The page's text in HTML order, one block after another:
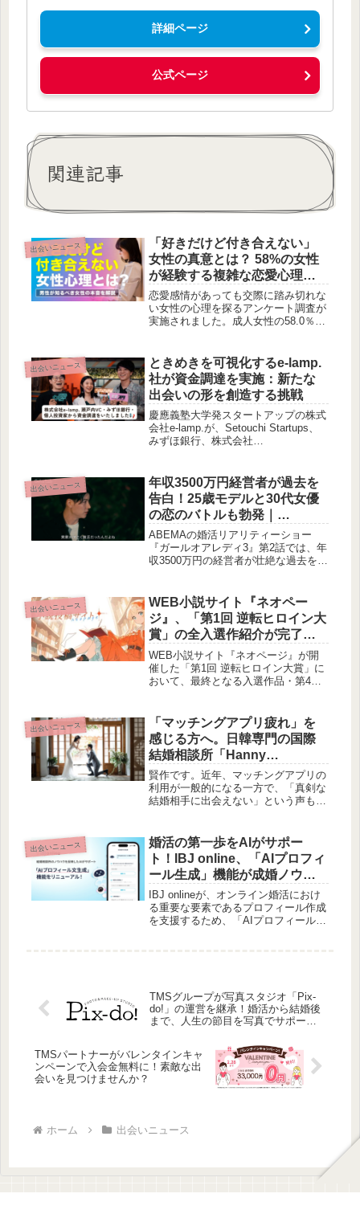
詳細ページ
公式ページ
関連記事
出会いニュース
「好きだけど付き合えない」
女性の真意とは？ 58%の女性
が経験する複雑な恋愛心理を
深掘り
恋愛感情があっても交際に踏み切れな
い女性の心理を探るアンケート調査が
実施されました。成人女性の58.0％が
感覚」「女性関係」「将来への不安」
が挙げられています。女性が交際相手
に求めるのは、好きという気持ちだけ
でなく、将来性や信頼感、価値観の一
致といった現実的な要素であることが
明らかになりました。
出会いニュース
ときめきを可視化するe-lamp.
社が資金調達を実施：新たな
出会いの形を創造する挑戦
慶應義塾大学発スタートアップの株式
会社e-lamp.が、Setouchi Startups、
みずほ銀行、株式会社
を活用したコミュニケーション促進技
術により、恋愛・結婚支援領域に特化
したマッチングプラットフォームの創
出を目指します。
出会いニュース
年収3500万円経営者が過去を
告白！25歳モデルと30代女優
の恋のバトルも勃発｜
ABEMA『ガールオアレディ
3』第2話
ABEMAの婚活リアリティーショー
『ガールオアレディ3』第2話では、年
収3500万円の経営者が壮絶な過去を明
た。年齢による恋愛観の違いが浮き彫
りになる展開に、賢作も思わず見入っ
てしまいました。
出会いニュース
WEB小説サイト『ネオペー
ジ』、「第1回 逆転ヒロイン大
賞」の全入選作紹介が完了。
ドラマチックな3作品が最終解
禁されました
WEB小説サイト『ネオページ』が開
催した「第1回 逆転ヒロイン大賞」に
おいて、最終となる入選作品・第4弾
ちの物語3作品が紹介され、これによ
り全入選作品の紹介が完了しました。
現在、これらの作品はネオページで公
開されており、第2回大賞も開催中で
す。
出会いニュース
「マッチングアプリ疲れ」を
感じる方へ。日韓専門の国際
結婚相談所「Hanny
Marriage」が提案する“安心で
きる婚活”とは？
賢作です。近年、マッチングアプリの
利用が一般的になる一方で、「真剣な
結婚相手に出会えない」という声も聞
えているそうです。今回は、実際の日
韓夫婦が運営する国際結婚相談所
「Hanny Marriage」のサービスについ
て、私の視点も交えながらご紹介いた
します。
出会いニュース
婚活の第一歩をAIがサポー
ト！IBJ online、「AIプロフィ
ール生成」機能が成婚ノウハ
ウを反映した対話型へ進化
IBJ onlineが、オンライン婚活におけ
る重要な要素であるプロフィール作成
を支援するため、「AIプロフィール生
自身の魅力を言葉にするのが苦手な方
にとって、心強いサポートとなるでし
ょう。
TMSグループが写真スタジオ「Pix-
do!」の運営を継承！婚活から結婚後
まで、人生の節目を写真でサポー
TMSパートナーがバレンタインキャ
ンペーンで入会金無料に！素敵な出
会いを見つけませんか？
ホーム 出会いニュース